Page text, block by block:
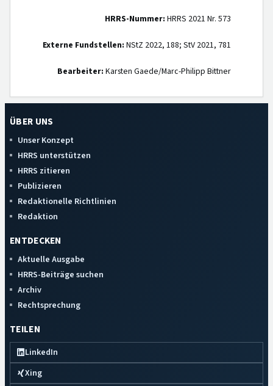
HRRS-Nummer: HRRS 2021 Nr. 573
Externe Fundstellen: NStZ 2022, 188; StV 2021, 781
Bearbeiter: Karsten Gaede/Marc-Philipp Bittner
ÜBER UNS
Unser Konzept
HRRS unterstützen
HRRS zitieren
Publizieren
Redaktionelle Richtlinien
Redaktion
ENTDECKEN
Aktuelle Ausgabe
HRRS-Beiträge suchen
Archiv
Rechtsprechung
TEILEN
LinkedIn
Xing